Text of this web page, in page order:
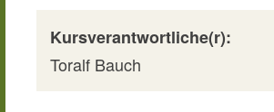
Kursverantwortliche(r):
Toralf Bauch